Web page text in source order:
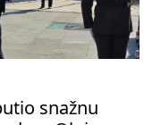
snažnu